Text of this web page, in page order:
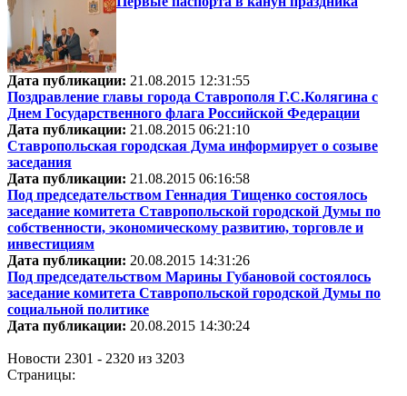
Дата публикации: 21.08.2015 12:31:55
Поздравление главы города Ставрополя Г.С.Колягина с
Днем Государственного флага Российской Федерации
Дата публикации: 21.08.2015 06:21:10
Ставропольская городская Дума информирует о созыве
заседания
Дата публикации: 21.08.2015 06:16:58
Под председательством Геннадия Тищенко состоялось
заседание комитета Ставропольской городской Думы по
собственности, экономическому развитию, торговле и
инвестициям
Дата публикации: 20.08.2015 14:31:26
Под председательством Марины Губановой состоялось
заседание комитета Ставропольской городской Думы по
социальной политике
Дата публикации: 20.08.2015 14:30:24
Новости 2301 - 2320 из 3203
Страницы: